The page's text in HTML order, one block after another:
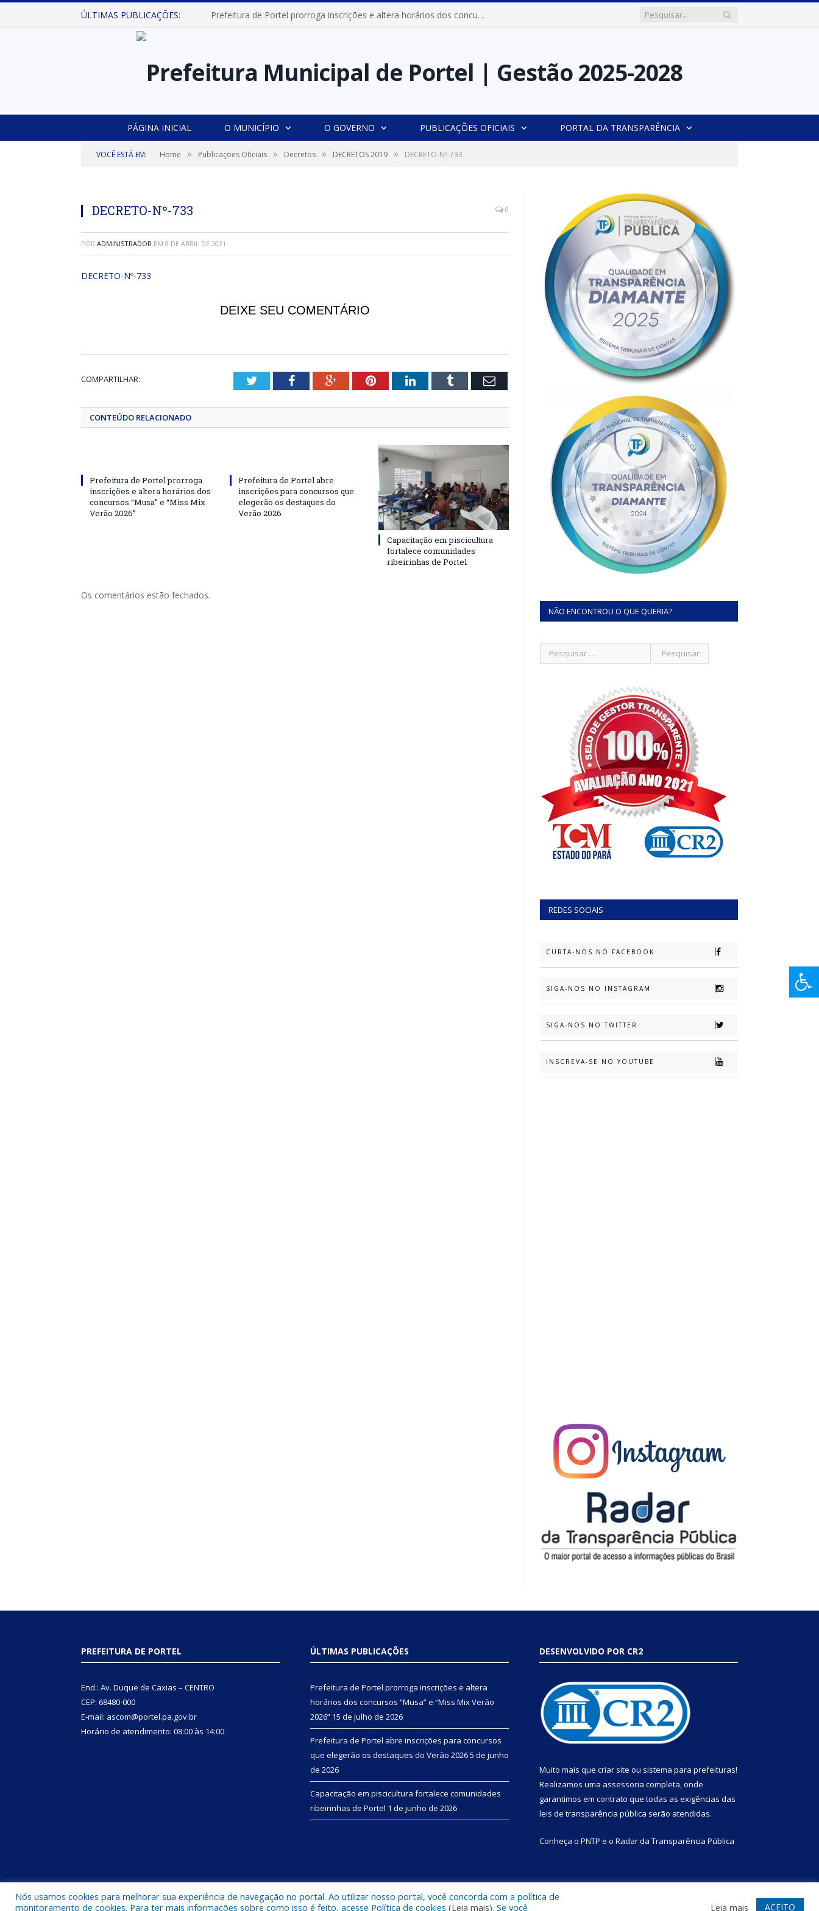
ÚLTIMAS PUBLICAÇÕES: Prefeitura de Portel prorroga inscrições e altera horários dos concursos “Musa” e “Miss Mix Verão 2026”
PÁGINA INICIAL O MUNICÍPIO O GOVERNO PUBLICAÇÕES OFICIAIS PORTAL DA TRANSPARÊNCIA
VOCÊ ESTÁ EM: Home » Publicações Oficiais » Decretos » DECRETOS 2019 » DECRETO-Nº-733
DECRETO-Nº-733 0
POR ADMINISTRADOR EM 8 DE ABRIL DE 2021
DECRETO-Nº-733
DEIXE SEU COMENTÁRIO
COMPARTILHAR: TwitterFacebookGoogle+PinterestLinkedInTumblr Email
CONTEÚDO RELACIONADO
Prefeitura de Portel prorroga
inscrições e altera horários dos
concursos “Musa” e “Miss Mix
Verão 2026”
Prefeitura de Portel abre
inscrições para concursos que
elegerão os destaques do
Verão 2026
Capacitação em piscicultura
fortalece comunidades
ribeirinhas de Portel
Os comentários estão fechados.
NÃO ENCONTROU O QUE QUERIA?
REDES SOCIAIS
CURTA-NOS NO FACEBOOK
SIGA-NOS NO INSTAGRAM
SIGA-NOS NO TWITTER
INSCREVA-SE NO YOUTUBE
PREFEITURA DE PORTEL
End.: Av. Duque de Caxias – CENTRO
CEP: 68480-000
E-mail: ascom@portel.pa.gov.br
Horário de atendimento: 08:00 às 14:00
ÚLTIMAS PUBLICAÇÕES
Prefeitura de Portel prorroga inscrições e altera
horários dos concursos “Musa” e “Miss Mix Verão
2026” 15 de julho de 2026
Prefeitura de Portel abre inscrições para concursos
que elegerão os destaques do Verão 20265 de junho
de 2026
Capacitação em piscicultura fortalece comunidades
ribeirinhas de Portel 1 de junho de 2026
DESENVOLVIDO POR CR2
Muito mais que criar site ou sistema para prefeituras!
Realizamos uma assessoria completa, onde
garantimos em contrato que todas as exigências das
leis de transparência pública serão atendidas.
Conheça o PNTP e o Radar da Transparência Pública
Todos os direitos reservados a Prefeitura Municipal de Portel. Mapa do Site Acessar Webmail
Nós usamos cookies para melhorar sua experiência de navegação no portal. Ao utilizar nosso portal, você concorda com a política de
monitoramento de cookies. Para ter mais informações sobre como isso é feito, acesse Política de cookies (Leia mais). Se você Leia mais ACEITO